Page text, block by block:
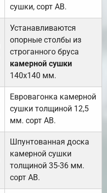
сушки, сорт АВ.
Устанавливаются
опорные столбы из
строганного бруса
камерной сушки
140х140 мм.
Евровагонка камерной
сушки толщиной 12,5
мм. сорт АВ.
Шпунтованная доска
камерной сушки
толщиной 35-36 мм.
сорт АВ.